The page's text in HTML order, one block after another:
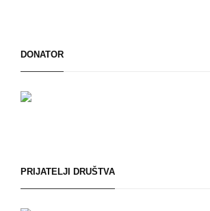
DONATOR
PRIJATELJI DRUŠTVA